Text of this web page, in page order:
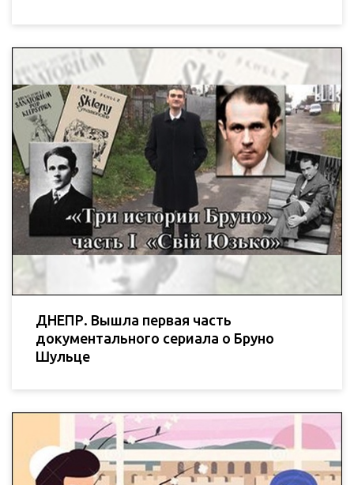
ДНЕПР. Вышла первая часть
документального сериала о Бруно
Шульце